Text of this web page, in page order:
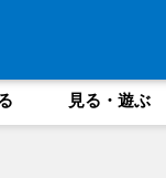
見る・遊ぶ